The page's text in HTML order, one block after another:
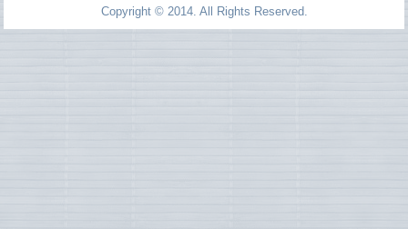
Copyright © 2014. All Rights Reserved.